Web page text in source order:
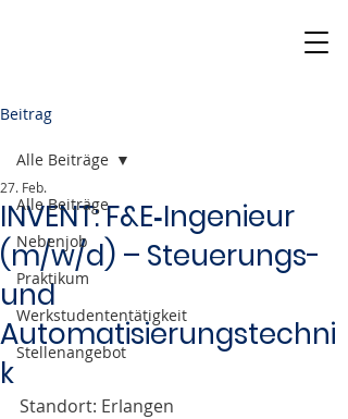
Beitrag
Alle Beiträge
Nebenjob
Praktikum
Werkstudententätigkeit
Stellenangebot
Alle Beiträge
INVENT: F&E‑Ingenieur
(m/w/d) – Steuerungs-
und
Automatisierungstechni
k
27. Feb.
Standort: Erlangen